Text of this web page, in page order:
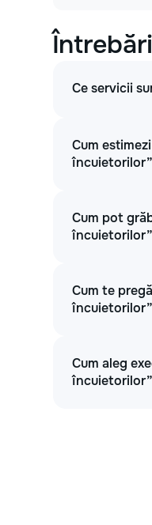
Ce servicii
Cum
Cum pot
Cum te
Cum aleg